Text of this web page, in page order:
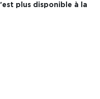
plus disponible à la